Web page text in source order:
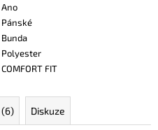
Ano
Pánské
Bunda
Polyester
COMFORT FIT
Diskuze